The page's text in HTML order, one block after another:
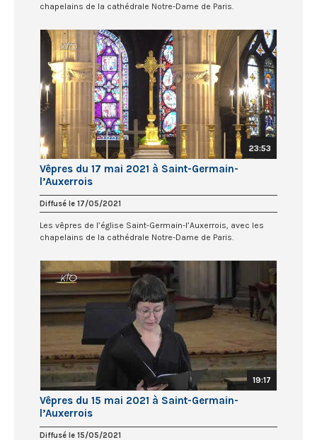
chapelains de la cathédrale Notre-Dame de Paris.
23:53
Vêpres du 17 mai 2021 à Saint-Germain-
l’Auxerrois
Diffusé le 17/05/2021
Les vêpres de l’église Saint-Germain-l’Auxerrois, avec les
chapelains de la cathédrale Notre-Dame de Paris.
19:17
Vêpres du 15 mai 2021 à Saint-Germain-
l’Auxerrois
Diffusé le 15/05/2021